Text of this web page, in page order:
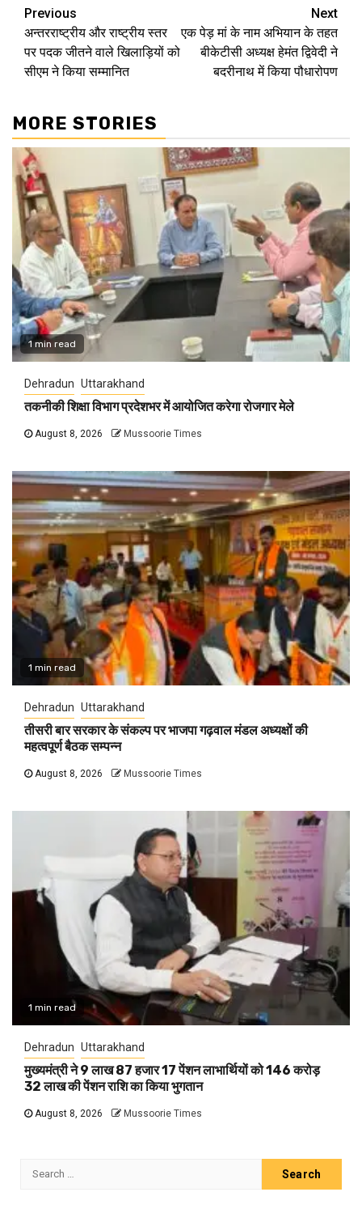
Continue
Reading
Previous
अन्तरराष्ट्रीय और राष्ट्रीय स्तर
पर पदक जीतने वाले खिलाड़ियों को
सीएम ने किया सम्मानित
Next
एक पेड़ मां के नाम अभियान के तहत
बीकेटीसी अध्यक्ष हेमंत द्विवेदी ने
बदरीनाथ में किया पौधारोपण
MORE STORIES
1 min read
Dehradun Uttarakhand
तकनीकी शिक्षा विभाग प्रदेशभर में आयोजित करेगा रोजगार मेले
August 8, 2026 Mussoorie Times
1 min read
Dehradun Uttarakhand
तीसरी बार सरकार के संकल्प पर भाजपा गढ़वाल मंडल अध्यक्षों की
महत्वपूर्ण बैठक सम्पन्न
August 8, 2026 Mussoorie Times
1 min read
Dehradun Uttarakhand
मुख्यमंत्री ने 9 लाख 87 हजार 17 पेंशन लाभार्थियों को 146 करोड़
32 लाख की पेंशन राशि का किया भुगतान
August 8, 2026 Mussoorie Times
Search